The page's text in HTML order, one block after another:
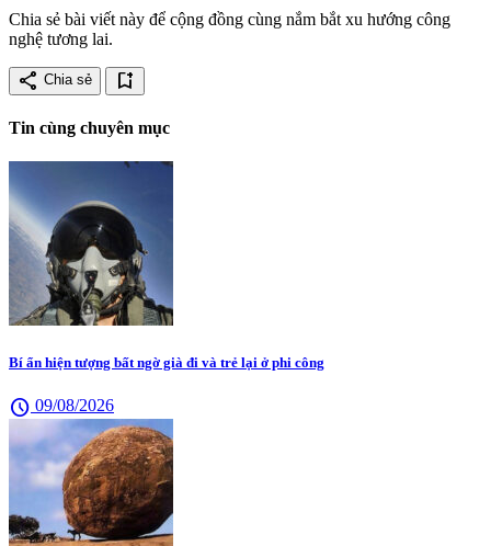
Chia sẻ bài viết này để cộng đồng cùng nắm bắt xu hướng công
nghệ tương lai.
share Chia sẻ bookmark_add
Tin cùng chuyên mục
Bí ẩn hiện tượng bất ngờ già đi và trẻ lại ở phi công
schedule 09/08/2026